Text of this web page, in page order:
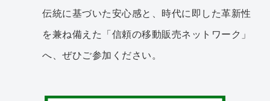
伝統に基づいた安心感と、時代に即した革新性
を兼ね備えた「信頼の移動販売ネットワーク」
へ、ぜひご参加ください。